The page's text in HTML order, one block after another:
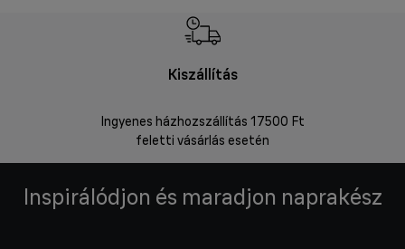
Kiszállítás
Ingyenes házhozszállítás 17500 Ft
feletti vásárlás esetén
Inspirálódjon és maradjon naprakész